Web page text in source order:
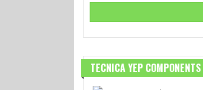
TECNICA YEP COMPONENTS